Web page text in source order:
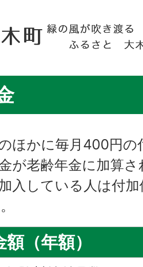
ほかに毎月400円の
が老齢年金に加算
入している人は付
（年額）